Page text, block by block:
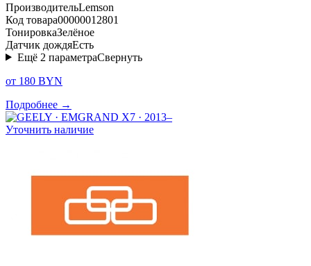
ПроизводительLemson
Код товара00000012801
ТонировкаЗелёное
Датчик дождяЕсть
Ещё 2 параметраСвернуть
от 180 BYN
Подробнее →
Уточнить наличие